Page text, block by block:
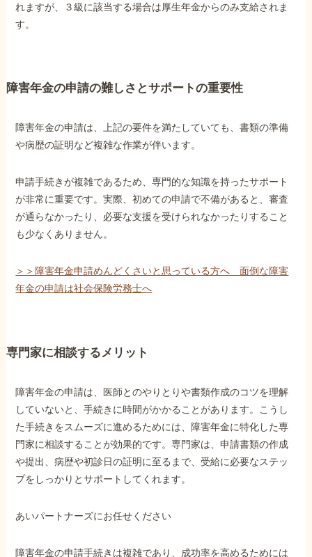
れますが、３級に該当する場合は厚生年金からのみ支給されま
す。
障害年金の申請の難しさとサポートの重要性
障害年金の申請は、上記の要件を満たしていても、書類の準備
や病歴の証明など複雑な作業が伴います。
申請手続きが複雑であるため、専門的な知識を持ったサポート
が非常に重要です。実際、初めての申請で不備があると、審査
が通らなかったり、必要な支援を受けられなかったりすること
も少なくありません。
＞＞障害年金申請めんどくさいと思っている方へ 面倒な障害
年金の申請は社会保険労務士へ
専門家に相談するメリット
障害年金の申請は、医師とのやりとりや書類作成のコツを理解
していないと、手続きに時間がかかることがあります。こうし
た手続きをスムーズに進めるためには、障害年金に特化した専
門家に相談することが効果的です。専門家は、申請書類の作成
や提出、病歴や初診日の証明に至るまで、受給に必要なステッ
プをしっかりとサポートしてくれます。
あいパートナーズにお任せください
障害年金の申請手続きは複雑であり、成功率を高めるためには